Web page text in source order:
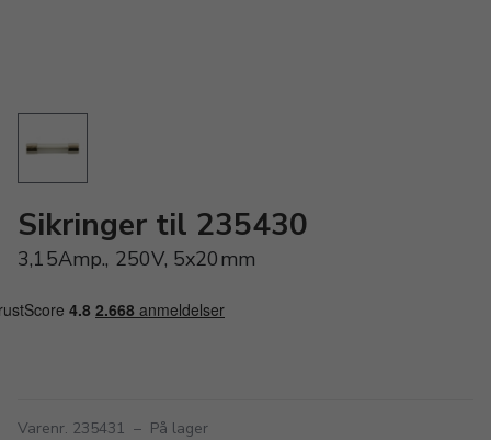
Sikringer til 235430
3,15Amp., 250V, 5x20mm
Varenr. 235431 – På lager